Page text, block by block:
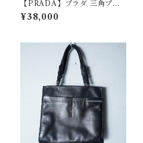
【PRADA】プラダ 三角プレ
ートナイロンショルダーバッ
グ black
¥38,000